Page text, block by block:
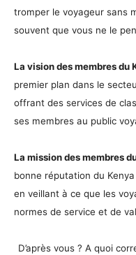
tromper le voyageur sans
souvent que vous ne le
La vision des membres du
premier plan dans le
offrant des services de
ses membres au public
La mission des membres
bonne réputation du
en veillant à ce que les
normes de service et de
D’après vous ? A quoi